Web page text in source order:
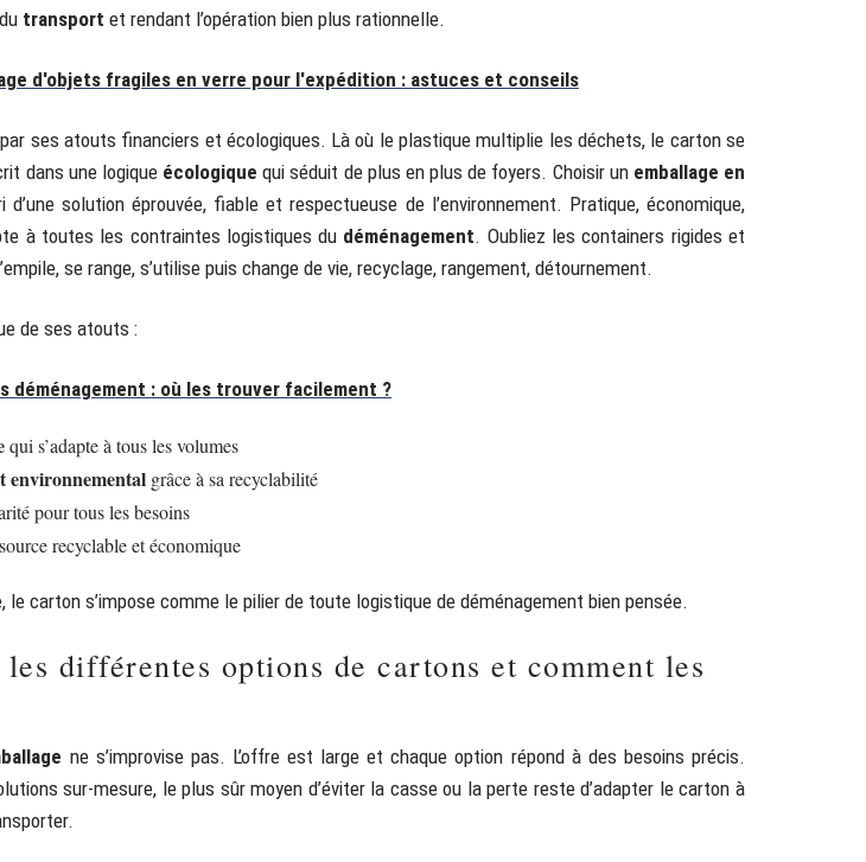
transport et rendant l’opération bien plus rationnelle.
d'objets fragiles en verre pour l'expédition : astuces et conseils
ses atouts financiers et écologiques. Là où le plastique multiplie les déchets, le carton se
dans une logique écologique qui séduit de plus en plus de foyers. Choisir un emballage en
d’une solution éprouvée, fiable et respectueuse de l’environnement. Pratique, économique,
à toutes les contraintes logistiques du déménagement. Oubliez les containers rigides et
se range, s’utilise puis change de vie, recyclage, rangement, détournement.
de ses atouts :
déménagement : où les trouver facilement ?
qui s’adapte à tous les volumes
environnemental grâce à sa recyclabilité
pour tous les besoins
recyclable et économique
le carton s’impose comme le pilier de toute logistique de déménagement bien pensée.
différentes options de cartons et comment les
ne s’improvise pas. L’offre est large et chaque option répond à des besoins précis.
sur-mesure, le plus sûr moyen d’éviter la casse ou la perte reste d’adapter le carton à